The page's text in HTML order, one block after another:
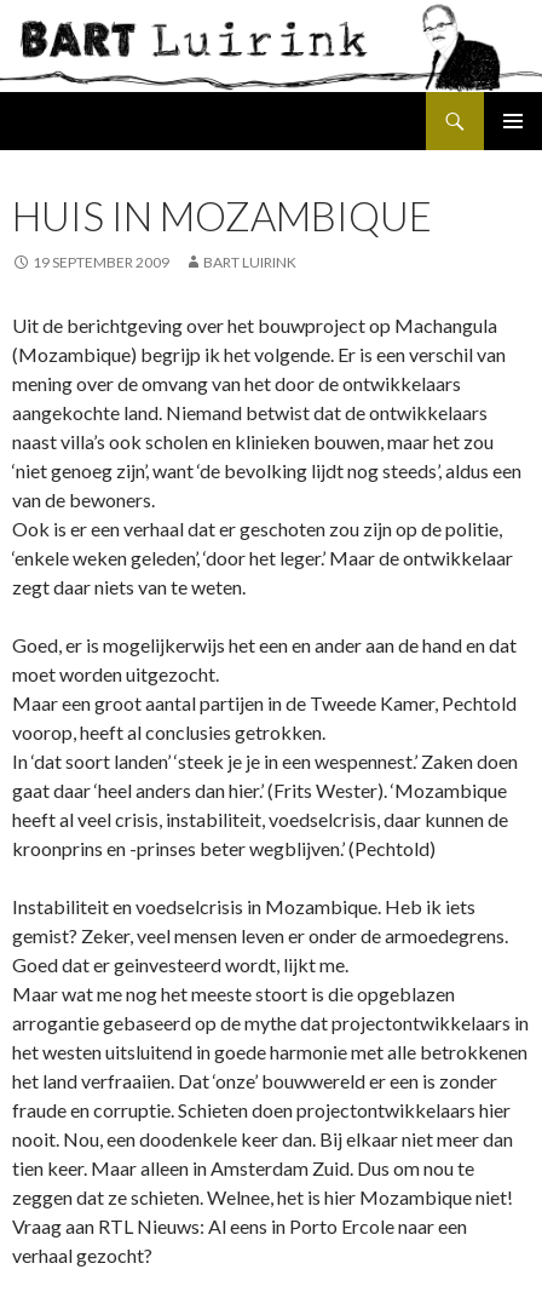
HUIS IN MOZAMBIQUE
19 SEPTEMBER 2009 BART LUIRINK
Uit de berichtgeving over het bouwproject op Machangula
(Mozambique) begrijp ik het volgende. Er is een verschil van
mening over de omvang van het door de ontwikkelaars
aangekochte land. Niemand betwist dat de ontwikkelaars
naast villa’s ook scholen en klinieken bouwen, maar het zou
‘niet genoeg zijn’, want ‘de bevolking lijdt nog steeds’, aldus een
van de bewoners.
Ook is er een verhaal dat er geschoten zou zijn op de politie,
‘enkele weken geleden’, ‘door het leger.’ Maar de ontwikkelaar
zegt daar niets van te weten.
Goed, er is mogelijkerwijs het een en ander aan de hand en dat
moet worden uitgezocht.
Maar een groot aantal partijen in de Tweede Kamer, Pechtold
voorop, heeft al conclusies getrokken.
In ‘dat soort landen’ ‘steek je je in een wespennest.’ Zaken doen
gaat daar ‘heel anders dan hier.’ (Frits Wester). ‘Mozambique
heeft al veel crisis, instabiliteit, voedselcrisis, daar kunnen de
kroonprins en -prinses beter wegblijven.’ (Pechtold)
Instabiliteit en voedselcrisis in Mozambique. Heb ik iets
gemist? Zeker, veel mensen leven er onder de armoedegrens.
Goed dat er geinvesteerd wordt, lijkt me.
Maar wat me nog het meeste stoort is die opgeblazen
arrogantie gebaseerd op de mythe dat projectontwikkelaars in
het westen uitsluitend in goede harmonie met alle betrokkenen
het land verfraaiien. Dat ‘onze’ bouwwereld er een is zonder
fraude en corruptie. Schieten doen projectontwikkelaars hier
nooit. Nou, een doodenkele keer dan. Bij elkaar niet meer dan
tien keer. Maar alleen in Amsterdam Zuid. Dus om nou te
zeggen dat ze schieten. Welnee, het is hier Mozambique niet!
Vraag aan RTL Nieuws: Al eens in Porto Ercole naar een
verhaal gezocht?